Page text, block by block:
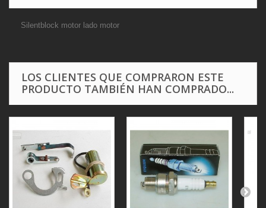
Silentblock motor lado motor
LOS CLIENTES QUE COMPRARON ESTE
PRODUCTO TAMBIÉN HAN COMPRADO...